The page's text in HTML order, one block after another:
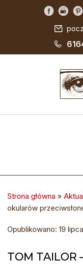
Strona główna »
okularów
Opublikowano: 19
TOM TAILOR